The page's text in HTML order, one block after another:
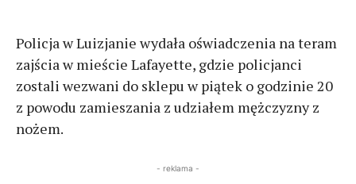
Policja w Luizjanie wydała oświadczenia na teram
zajścia w mieście Lafayette, gdzie policjanci
zostali wezwani do sklepu w piątek o godzinie 20
z powodu zamieszania z udziałem mężczyzny z
nożem.
- reklama -